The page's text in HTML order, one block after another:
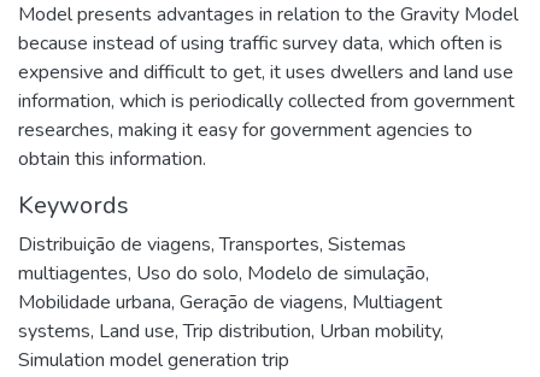
Model presents advantages in relation to the Gravity Model
because instead of using traffic survey data, which often is
expensive and difficult to get, it uses dwellers and land use
information, which is periodically collected from government
researches, making it easy for government agencies to
obtain this information.
Keywords
Distribuição de viagens,Transportes, Sistemas
multiagentes, Uso do solo, Modelo de simulação,
Mobilidade urbana, Geração de viagens, Multiagent
systems, Land use,Trip distribution, Urban mobility,
Simulation model generation trip